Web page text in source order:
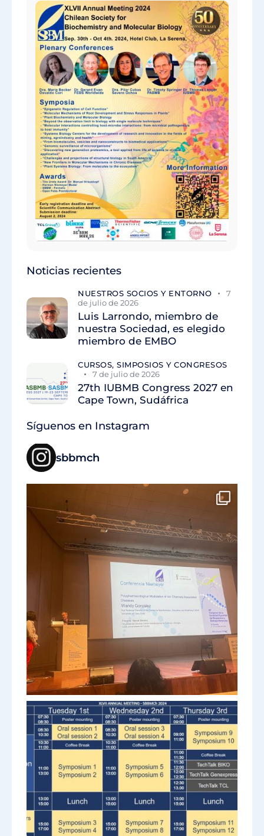
Noticias recientes
NUESTROS SOCIOS Y ENTORNO
7
de julio de 2026
Luis Larrondo, miembro de
nuestra Sociedad, es elegido
miembro de EMBO
CURSOS, SIMPOSIOS Y CONGRESOS
7 de julio de 2026
27th IUBMB Congress 2027 en
Cape Town, Sudáfrica
Síguenos en Instagram
sbbmch